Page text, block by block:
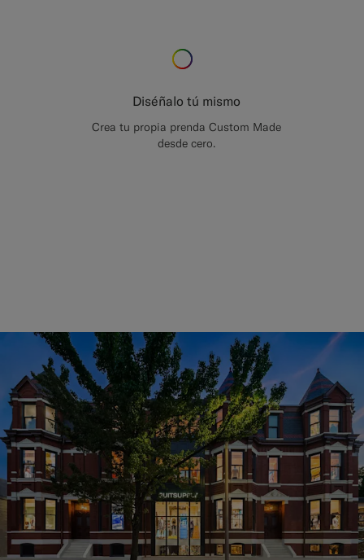
Diséñalo tú mismo
Crea tu propia prenda Custom Made
desde cero.